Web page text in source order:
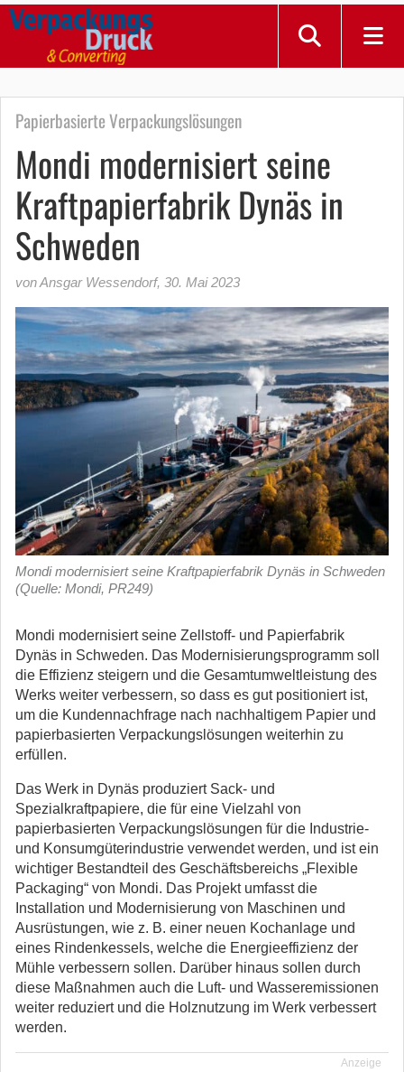
Papierbasierte Verpackungslösungen
Mondi modernisiert seine
Kraftpapierfabrik Dynäs in
Schweden
von Ansgar Wessendorf, 30. Mai 2023
Mondi modernisiert seine Kraftpapierfabrik Dynäs in Schweden
(Quelle: Mondi, PR249)
Mondi modernisiert seine Zellstoff- und Papierfabrik
Dynäs in Schweden. Das Modernisierungsprogramm soll
die Effizienz steigern und die Gesamtumweltleistung des
Werks weiter verbessern, so dass es gut positioniert ist,
um die Kundennachfrage nach nachhaltigem Papier und
papierbasierten Verpackungslösungen weiterhin zu
erfüllen.
Das Werk in Dynäs produziert Sack- und
Spezialkraftpapiere, die für eine Vielzahl von
papierbasierten Verpackungslösungen für die Industrie-
und Konsumgüterindustrie verwendet werden, und ist ein
wichtiger Bestandteil des Geschäftsbereichs „Flexible
Packaging“ von Mondi. Das Projekt umfasst die
Installation und Modernisierung von Maschinen und
Ausrüstungen, wie z. B. einer neuen Kochanlage und
eines Rindenkessels, welche die Energieeffizienz der
Mühle verbessern sollen. Darüber hinaus sollen durch
diese Maßnahmen auch die Luft- und Wasseremissionen
weiter reduziert und die Holznutzung im Werk verbessert
werden.
Anzeige